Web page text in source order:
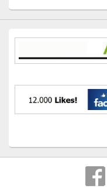
Sidebar
Widget